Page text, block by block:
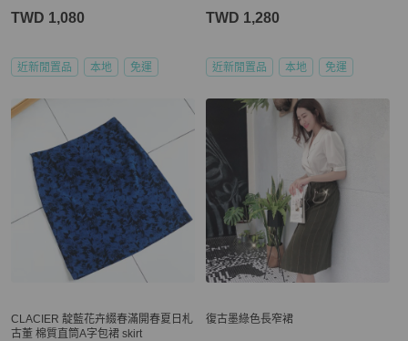
TWD 1,080
近新閒置品 本地 免運
TWD 1,280
近新閒置品 本地 免運
CLACIER 靛藍花卉綴春滿開春夏日札
古董 棉質直筒A字包裙 skirt
復古墨綠色長窄裙